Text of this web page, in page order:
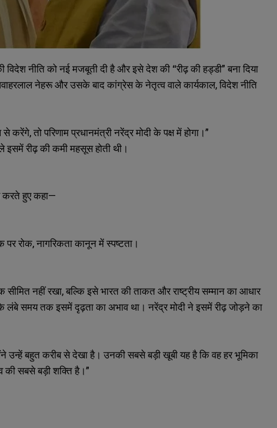
नीति को नई मजबूती दी है और इसे देश की “रीढ़ की हड्डी” बना दिया
नेहरू और उसके बाद कांग्रेस के नेतृत्व वाले कार्यकाल, विदेश नीति
तो परिणाम प्रधानमंत्री नरेंद्र मोदी के पक्ष में होगा।”
इसमें रीढ़ की कमी महसूस होती थी।
करते हुए कहा—
रोक, नागरिकता कानून में स्पष्टता।
नहीं रखा, बल्कि इसे भारत की ताकत और राष्ट्रीय सम्मान का आधार
लंबे समय तक इसमें दृढ़ता का अभाव था। नरेंद्र मोदी ने इसमें रीढ़ जोड़ने का
उन्हें बहुत करीब से देखा है। उनकी सबसे बड़ी खूबी यह है कि वह हर भूमिका
की सबसे बड़ी शक्ति है।”